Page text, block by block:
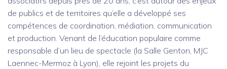
de publics et de territoires qu’elle a développé ses
compétences de coordination, médiation, communication
et production. Venant de l’éducation populaire comme
responsable d’un lieu de spectacle (la Salle Genton, MJC
Laennec-Mermoz à Lyon), elle rejoint les projets du